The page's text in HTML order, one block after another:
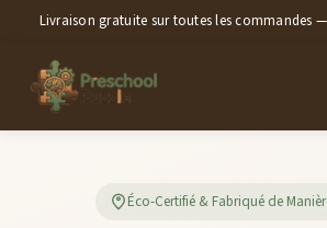
Livraison gratuite sur toutes les commandes
Éco-Certifié & Fabriqué de